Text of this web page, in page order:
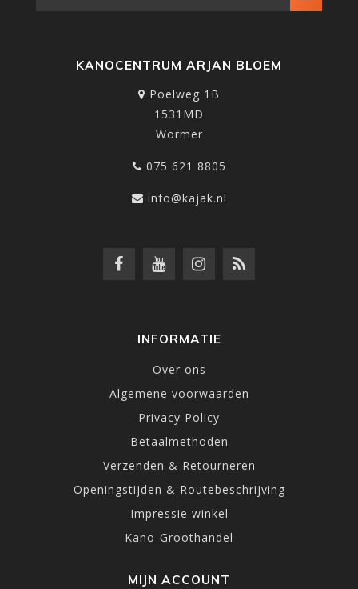
KANOCENTRUM ARJAN BLOEM
Poelweg 1B
1531MD
Wormer
075 621 8805
info@kajak.nl
INFORMATIE
Over ons
Algemene voorwaarden
Privacy Policy
Betaalmethoden
Verzenden & Retourneren
Openingstijden & Routebeschrijving
Impressie winkel
Kano-Groothandel
MIJN ACCOUNT